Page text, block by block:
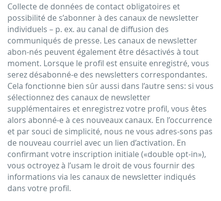
Collecte de données de contact obligatoires et
possibilité de s’abonner à des canaux de newsletter
individuels – p. ex. au canal de diffusion des
communiqués de presse. Les canaux de newsletter
abon-nés peuvent également être désactivés à tout
moment. Lorsque le profil est ensuite enregistré, vous
serez désabonné-e des newsletters correspondantes.
Cela fonctionne bien sûr aussi dans l’autre sens: si vous
sélectionnez des canaux de newsletter
supplémentaires et enregistrez votre profil, vous êtes
alors abonné-e à ces nouveaux canaux. En l’occurrence
et par souci de simplicité, nous ne vous adres-sons pas
de nouveau courriel avec un lien d’activation. En
confirmant votre inscription initiale («double opt-in»),
vous octroyez à l’usam le droit de vous fournir des
informations via les canaux de newsletter indiqués
dans votre profil.